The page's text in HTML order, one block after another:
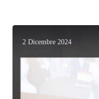
2 Dicembre 2024